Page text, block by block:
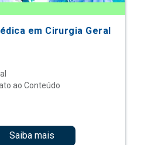
em Cirurgia Geral
ao Conteúdo
Saiba mais